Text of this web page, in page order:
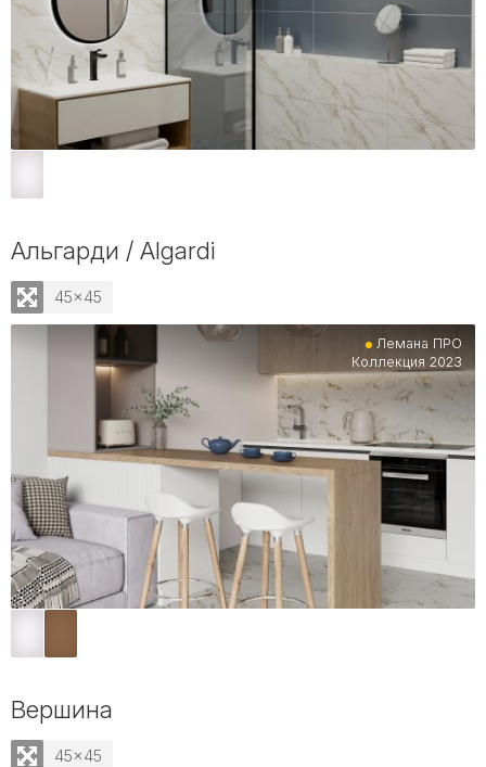
Альгарди / Algardi
45x45
Лемана ПРО
Коллекция 2023
Вершина
45x45